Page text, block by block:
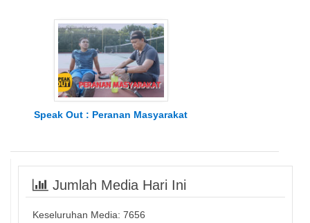
Speak Out : Peranan Masyarakat
Jumlah Media Hari Ini
Keseluruhan Media: 7656